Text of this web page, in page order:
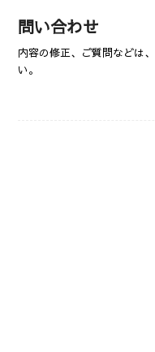
問い合わせ
内容の修正、ご質問などは、
い。